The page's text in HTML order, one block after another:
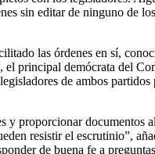
sin editar de ninguno de
las órdenes en sí,
el principal demócrata del
de ambos
y proporcionar documentos
resistir el escrutinio”,
de buena fe a